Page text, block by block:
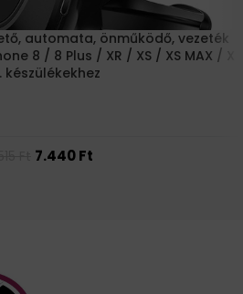
automata, önműködő, vezeték
8 / 8 Plus / XR / XS / XS MAX / X
készülékekhez
7.440Ft